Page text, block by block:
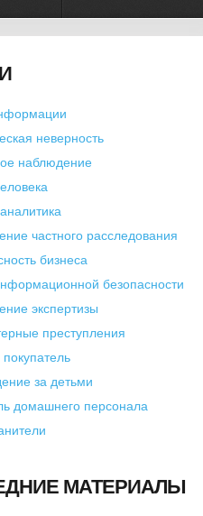
неверность
наблюдение
частного расследования
бизнеса
безопасности
экспертизы
преступления
за детьми
домашнего персонала
МАТЕРИАЛЫ